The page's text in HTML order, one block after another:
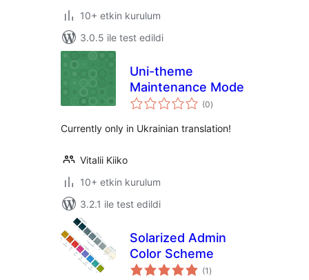
10+ etkin kurulum
3.0.5 ile test edildi
Uni-theme
Maintenance Mode
(0toplam
puan
)
Currently only in Ukrainian translation!
Vitalii Kiiko
10+ etkin kurulum
3.2.1 ile test edildi
Solarized Admin
Color Scheme
(1 toplam
puan
)